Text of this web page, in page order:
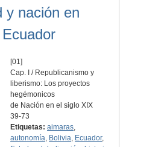
y nación en
[01]
Cap. I / Republicanismo y
liberismo: Los proyectos
hegémonicos
de Nación en el siglo XIX
39-73
Etiquetas: aimaras,
autonomía, Bolivia, Ecuador,